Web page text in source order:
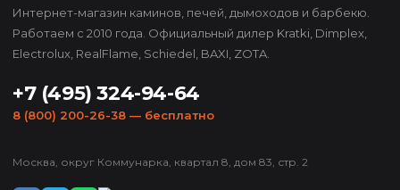
Интернет-магазин каминов, печей, дымоходов и барбекю.
Работаем с 2010 года. Официальный дилер Kratki, Dimplex,
Electrolux, RealFlame, Schiedel, BAXI, ZOTA.
+7 (495) 324-94-64
8 (800) 200-26-38 — бесплатно
Москва, округ Коммунарка, квартал 8, дом 83, стр. 2